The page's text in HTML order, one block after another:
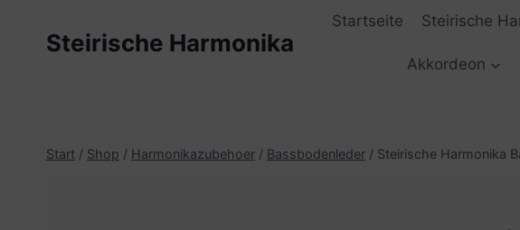
Steirische Harmonika
Startseite Steirische
Akkordeon
Start / Shop / Harmonikazubehoer / Bassbodenleder / Steirische Harmonika